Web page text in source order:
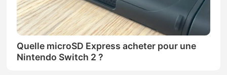
Quelle microSD Express acheter pour une
Nintendo Switch 2 ?